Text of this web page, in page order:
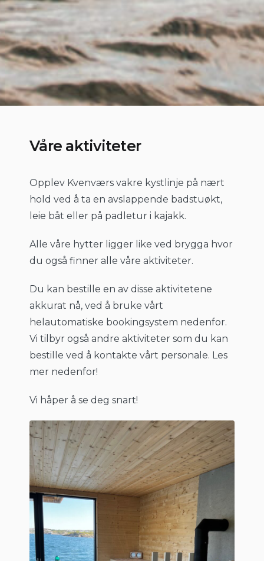
Våre aktiviteter
Opplev Kvenværs vakre kystlinje på nært
hold ved å ta en avslappende badstuøkt,
leie båt eller på padletur i kajakk.
Alle våre hytter ligger like ved brygga hvor
du også finner alle våre aktiviteter.
Du kan bestille en av disse aktivitetene
akkurat nå, ved å bruke vårt
helautomatiske bookingsystem nedenfor.
Vi tilbyr også andre aktiviteter som du kan
bestille ved å kontakte vårt personale. Les
mer nedenfor!
Vi håper å se deg snart!